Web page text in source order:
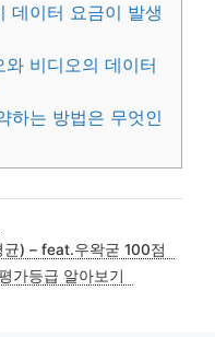
데이터 요금이 발생
비디오의 데이터
하는 방법은 무엇인
) – feat.우왁굳 100점
가등급 알아보기